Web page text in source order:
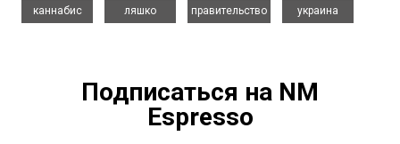
каннабис
ляшко
правительство
украина
Подписаться на NM
Espresso